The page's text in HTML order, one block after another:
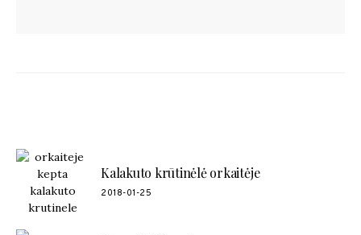
Kalakuto krūtinėlė orkaitėje
2018-01-25